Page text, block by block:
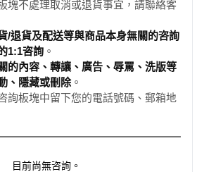
塊不處理取消或退貨事宜，請聯絡客
/退貨及配送等與商品本身無關的咨詢
1:1咨詢 。
的內容、轉讓、廣告、辱罵、洗版等
、隱藏或刪除。
詢板塊中留下您的電話號碼、郵箱地
目前尚無咨詢。